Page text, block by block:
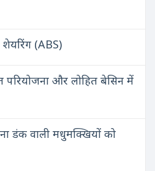
(ABS)
परियोजना और लोहित बेसिन में
डंक वाली मधुमक्खियों को